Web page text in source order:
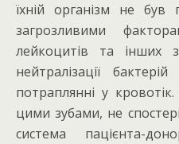
їхній організм не був
загрозливими
лейкоцитів та інших
нейтралізації
потраплянні у
цими зубами, не
система пацієнта-